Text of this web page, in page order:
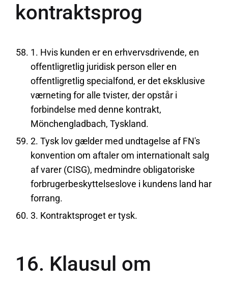
kontraktsprog
1. Hvis kunden er en erhvervsdrivende, en
offentligretlig juridisk person eller en
offentligretlig specialfond, er det eksklusive
værneting for alle tvister, der opstår i
forbindelse med denne kontrakt,
Mönchengladbach, Tyskland.
2. Tysk lov gælder med undtagelse af FN's
konvention om aftaler om internationalt salg
af varer (CISG), medmindre obligatoriske
forbrugerbeskyttelseslove i kundens land har
forrang.
3. Kontraktsproget er tysk.
16. Klausul om